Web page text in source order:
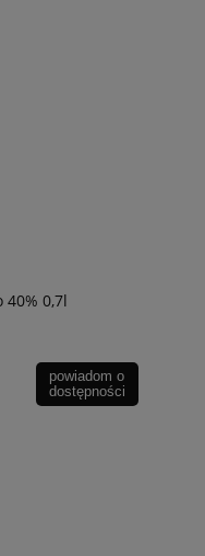
40% 0,7l
powiadom o
dostępności